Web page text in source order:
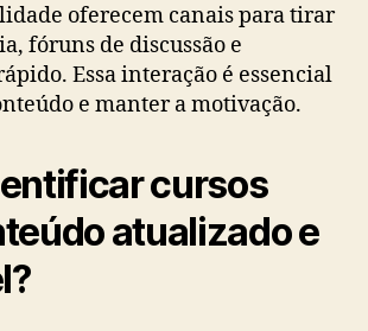
oferecem canais para tirar
fóruns de discussão e
Essa interação é essencial
e manter a motivação.
cursos
atualizado e